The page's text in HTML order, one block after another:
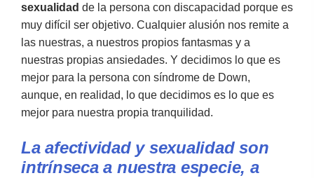
sexualidad de la persona con discapacidad porque es
muy difícil ser objetivo. Cualquier alusión nos remite a
las nuestras, a nuestros propios fantasmas y a
nuestras propias ansiedades. Y decidimos lo que es
mejor para la persona con síndrome de Down,
aunque, en realidad, lo que decidimos es lo que es
mejor para nuestra propia tranquilidad.
La afectividad y sexualidad son
intrínseca a nuestra especie, a